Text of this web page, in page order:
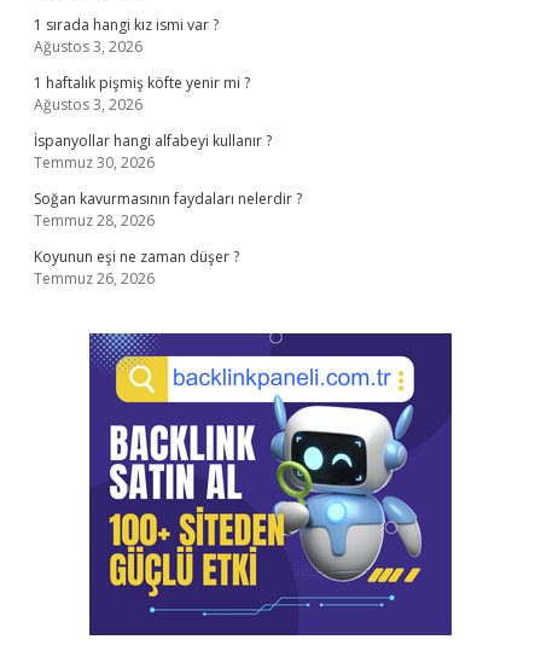
1 sırada hangi kız ismi var ?
Ağustos 3, 2026
1 haftalık pişmiş köfte yenir mi ?
Ağustos 3, 2026
İspanyollar hangi alfabeyi kullanır ?
Temmuz 30, 2026
Soğan kavurmasının faydaları nelerdir ?
Temmuz 28, 2026
Koyunun eşi ne zaman düşer ?
Temmuz 26, 2026